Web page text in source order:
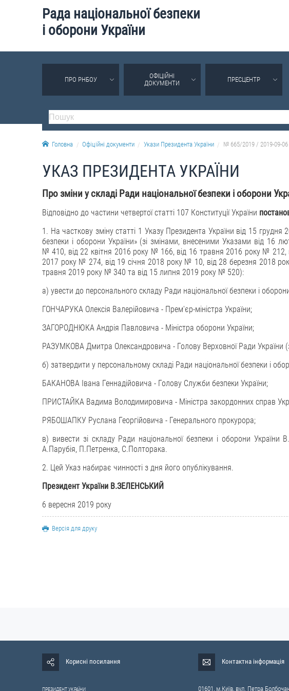
Рада національної безпеки
і оборони України
ПРО РНБОУ
ОФІЦІЙНІ
ДОКУМЕНТИ
ПРЕСЦЕНТР
Головна Офіційні документи Укази Президента України № 665/2019 / 2019-09-06
УКАЗ ПРЕЗИДЕНТА УКРАЇНИ
Про зміни у складі Ради національної безпеки і оборони
Відповідно до частини четвертої статті 107 Конституції України
1. На часткову зміну статті 1 Указу Президента України від 15
безпеки і оборони України» (зі змінами, внесеними Указами від 16
№ 410, від 22 квітня 2016 року № 166, від 16 травня 2016 року №
2017 року № 274, від 19 січня 2018 року № 10, від 28 березня 2018
травня 2019 року № 340 та від 15 липня 2019 року № 520):
а) увести до персонального складу Ради національної безпеки і
ГОНЧАРУКА Олексія Валерійовича - Прем'єр-міністра України;
ЗАГОРОДНЮКА Андрія Павловича - Міністра оборони України;
РАЗУМКОВА Дмитра Олександровича - Голову Верховної Ради України
б) затвердити у персональному складі Ради національної безпеки і
БАКАНОВА Івана Геннадійовича - Голову Служби безпеки України;
ПРИСТАЙКА Вадима Володимировича - Міністра закордонних справ
РЯБОШАПКУ Руслана Георгійовича - Генерального прокурора;
в) вивести зі складу Ради національної безпеки і оборони України
А.Парубія, П.Петренка, С.Полторака.
2. Цей Указ набирає чинності з дня його опублікування.
Президент України В.ЗЕЛЕНСЬКИЙ
6 вересня 2019 року
Версія для друку
Корисні посилання
ПРЕЗИДЕНТ УКРАЇНИ
Контактна інформація
01601, м.Київ, вул. Петра